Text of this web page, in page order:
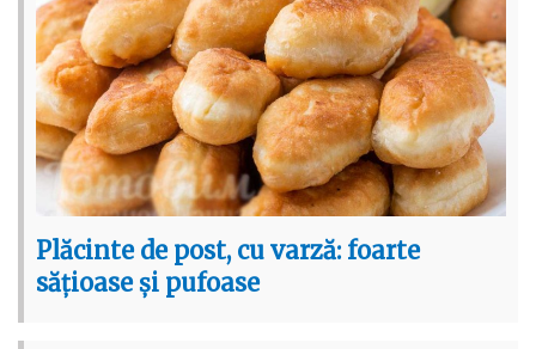
Plăcinte de post, cu varză: foarte
sățioase și pufoase